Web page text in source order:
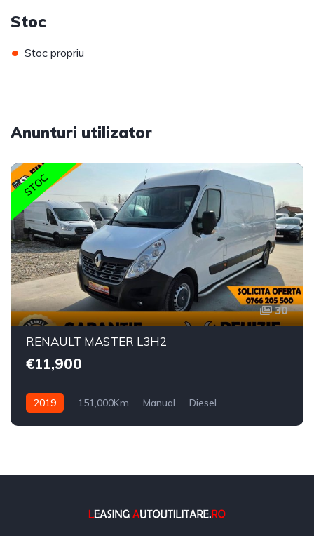
Stoc
• Stoc propriu
Anunturi utilizator
STOC
30
RENAULT MASTER L3H2
€11,900
2019 151,000Km Manual Diesel